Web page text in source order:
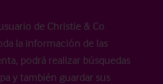
de Christie & Co
la información de las
podrá realizar búsquedas
y también guardar sus